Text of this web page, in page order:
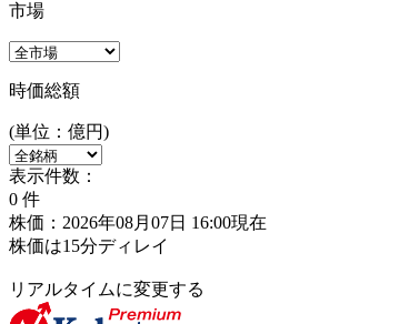
市場
時価総額
(単位：億円)
表示件数：
0 件
株価：2026年08月07日 16:00現在
株価は15分ディレイ
リアルタイムに変更する